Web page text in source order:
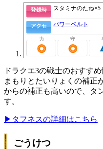
登録時 スタミナのたね×5
アクセ パワーベルト
◎ ◎
ドラクエ3の戦士のおすす
まもりとたいりょくの補正
からの補正も高いので、タ
す。
▶タフネスの詳細はこちら
ごうけつ